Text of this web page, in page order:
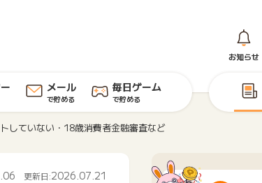
お知らせ
メール
で貯める
毎日ゲーム
で貯める
していない・18歳消費者金融審査など
更新日:2026.07.21